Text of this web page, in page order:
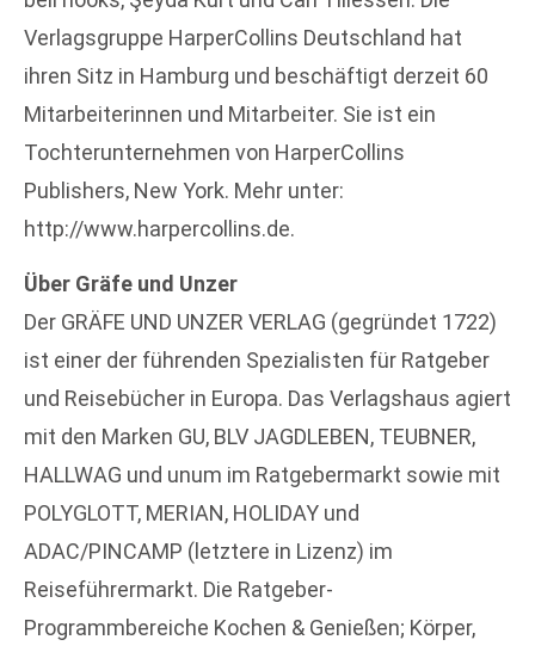
Verlagsgruppe HarperCollins Deutschland hat
ihren Sitz in Hamburg und beschäftigt derzeit 60
Mitarbeiterinnen und Mitarbeiter. Sie ist ein
Tochterunternehmen von HarperCollins
Publishers, New York. Mehr unter:
http://www.harpercollins.de.
Über Gräfe und Unzer
Der GRÄFE UND UNZER VERLAG (gegründet 1722)
ist einer der führenden Spezialisten für Ratgeber
und Reisebücher in Europa. Das Verlagshaus agiert
mit den Marken GU, BLV JAGDLEBEN, TEUBNER,
HALLWAG und unum im Ratgebermarkt sowie mit
POLYGLOTT, MERIAN, HOLIDAY und
ADAC/PINCAMP (letztere in Lizenz) im
Reiseführermarkt. Die Ratgeber-
Programmbereiche Kochen & Genießen; Körper,